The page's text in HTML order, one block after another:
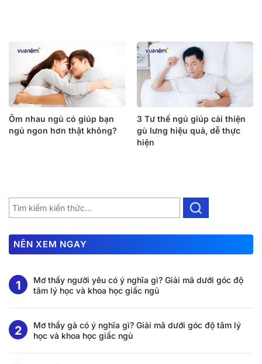
Ôm nhau ngủ có giúp bạn
ngủ ngon hơn thật không?
3 Tư thế ngủ giúp cải thiện
gù lưng hiệu quả, dễ thực
hiện
NÊN XEM NGAY
Mơ thấy người yêu có ý nghĩa gì? Giải mã dưới góc độ
tâm lý học và khoa học giấc ngủ
Mơ thấy gà có ý nghĩa gì? Giải mã dưới góc độ tâm lý
học và khoa học giấc ngủ